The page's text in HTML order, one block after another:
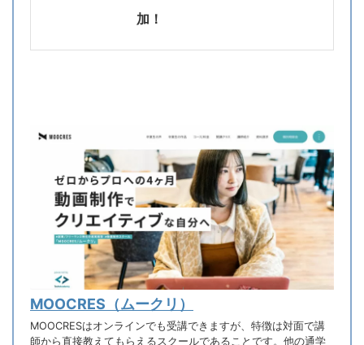
加！
MOOCRES（ムークリ）
MOOCRESはオンラインでも受講できますが、特徴は対面で講
師から直接教えてもらえるスクールであることです。他の通学